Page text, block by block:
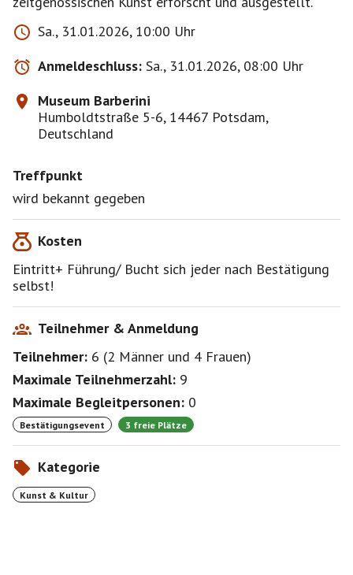
Sa., 31.01.2026, 10:00 Uhr
Anmeldeschluss: Sa., 31.01.2026, 08:00 Uhr
Museum Barberini
Humboldtstraße 5-6, 14467 Potsdam,
Deutschland
Treffpunkt
wird bekannt gegeben
Kosten
Eintritt+ Führung/ Bucht sich jeder nach Bestätigung
selbst!
Teilnehmer & Anmeldung
Teilnehmer: 6 (2 Männer und 4 Frauen)
Maximale Teilnehmerzahl: 9
Maximale Begleitpersonen: 0
Bestätigungsevent 3 freie Plätze
Kategorie
Kunst & Kultur